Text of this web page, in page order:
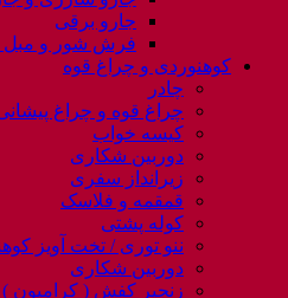
جارو برقی
فرش شور و مبل
کوهنوردی و چراغ قوه
چادر
چراغ قوه و چراغ
کیسه خواب
دوربین شکاری
زیرانداز سفری
قمقمه و فلاسک
کوله پشتی
ننو توری / تخت آویز
دوربین شکاری
زنجیر کفش ( کرامپون )